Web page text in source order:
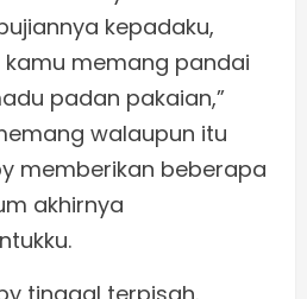
kepadaku,
kamu memang pandai
padan pakaian,”
walaupun itu
memberikan beberapa
akhirnya